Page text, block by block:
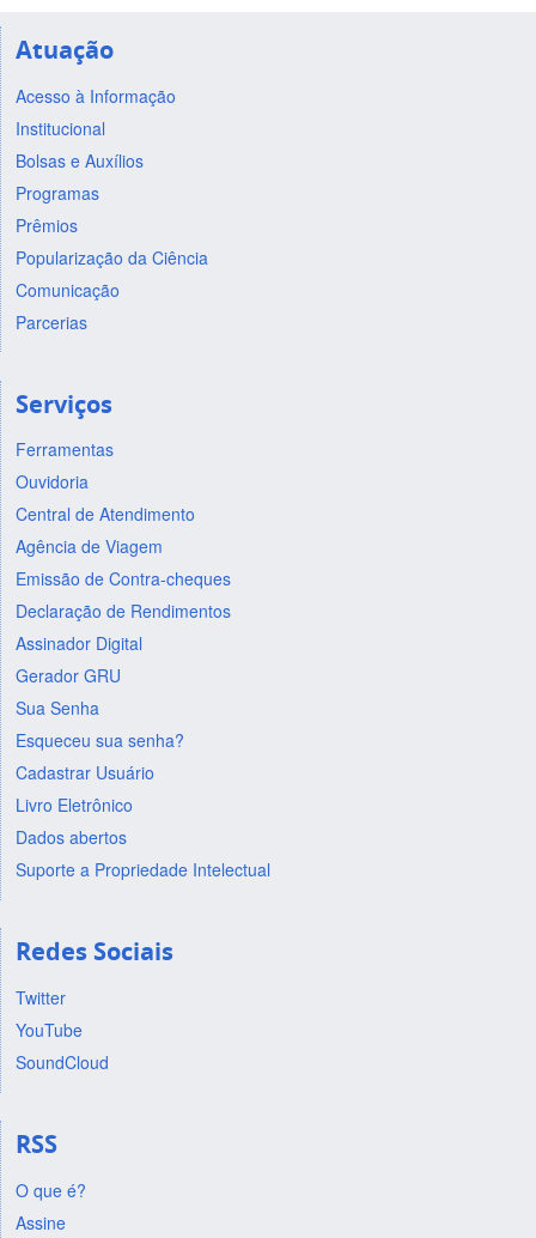
Atuação
Acesso à Informação
Institucional
Bolsas e Auxílios
Programas
Prêmios
Popularização da Ciência
Comunicação
Parcerias
Serviços
Ferramentas
Ouvidoria
Central de Atendimento
Agência de Viagem
Emissão de Contra-cheques
Declaração de Rendimentos
Assinador Digital
Gerador GRU
Sua Senha
Esqueceu sua senha?
Cadastrar Usuário
Livro Eletrônico
Dados abertos
Suporte a Propriedade Intelectual
Redes Sociais
Twitter
YouTube
SoundCloud
RSS
O que é?
Assine